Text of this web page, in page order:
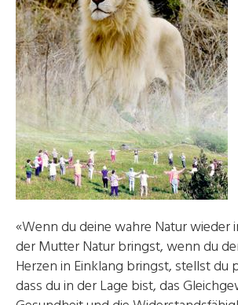
«Wenn du deine wahre Natur wieder
der Mutter Natur bringst, wenn du
Herzen in Einklang bringst, stellst du
dass du in der Lage bist, das